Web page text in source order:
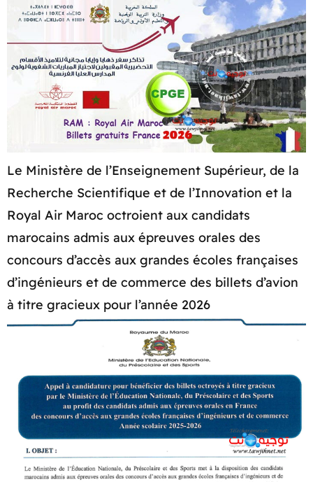
Le Ministère de l’Enseignement Supérieur, de la
Recherche Scientifique et de l’Innovation et la
Royal Air Maroc octroient aux candidats
marocains admis aux épreuves orales des
concours d’accès aux grandes écoles françaises
d’ingénieurs et de commerce des billets d’avion
à titre gracieux pour l’année 2026​